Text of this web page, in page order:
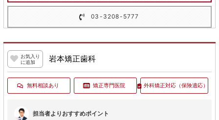
03-3208-5777
お気入り
に追加
岩本矯正歯科
無料相談あり 矯正専門医院 外科矯正対応 （保険適応）
担当者よりおすすめポイント